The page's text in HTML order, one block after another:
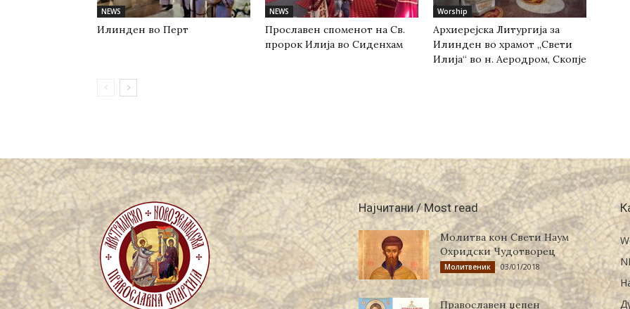
NEWS
Илинден во Перт
NEWS
Прославен споменот на Св.
пророк Илија во Сиденхам
Worship
Архиерејска Литургија за
Илинден во храмот „Свети
Илија“ во н. Аеродром, Скопје
Најчитани / Most read
Молитва кон Свети Наум
Охридски Чудотворец
Молитвеник 03/01/2018
Православен џепен